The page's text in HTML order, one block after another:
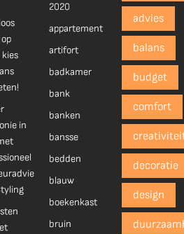
kies
in
2020
appartement
artifort
badkamer
bank
banken
bansse
bedden
blauw
boekenkast
bruin
advies
balans
budget
comfort
decoratie
design